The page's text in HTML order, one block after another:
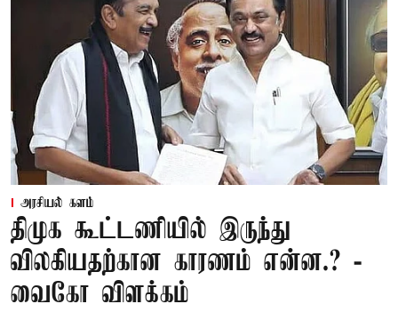
அரசியல் களம்
திமுக கூட்டணியில் இருந்து
விலகியதற்கான காரணம் என்ன.? -
வைகோ விளக்கம்